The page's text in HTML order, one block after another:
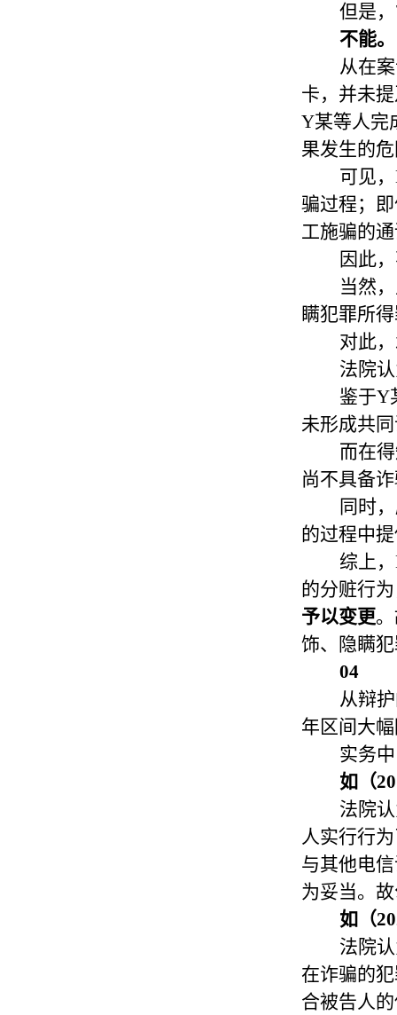
但是，
不能。
从在
卡，并未
Y某等人完
果发生的
可见
骗过程；
工施骗的
因此
当然
瞒犯罪所
对此
法院
鉴于Y
未形成共
而在
尚不具备
同时
的过程中
综上
的分赃行
予以变更
饰、隐瞒
04
从辩
年区间大
实务
如（
法院
人实行行
与其他电
为妥当。故
如（
法院
在诈骗的
合被告人